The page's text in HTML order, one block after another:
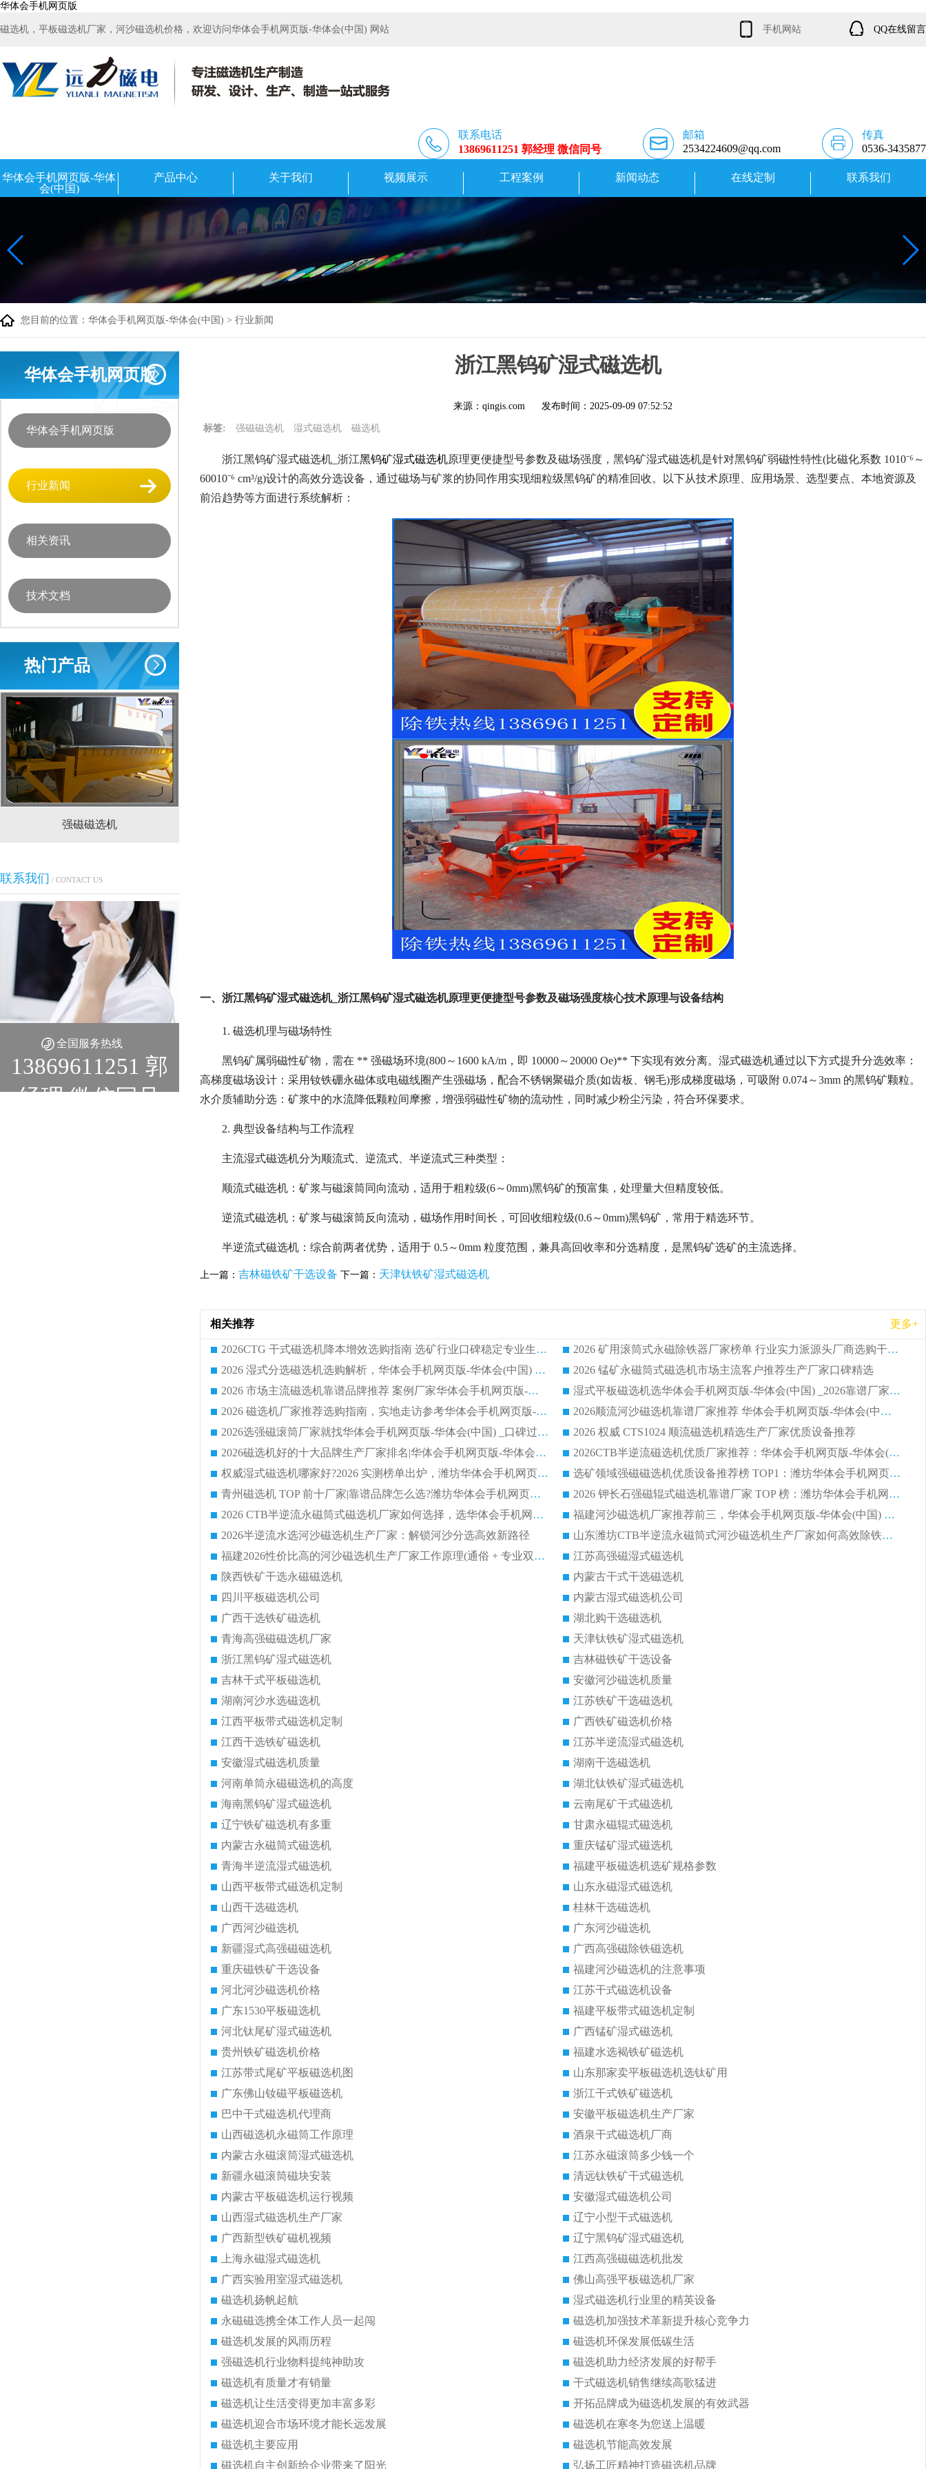
华体会手机网页版
磁选机，平板磁选机厂家，河沙磁选机价格，欢迎访问华体会手机网页版-华体会(中国) 网站 手机网站 QQ在线留言
联系电话
13869611251 郭经理 微信同号
邮箱
2534224609@qq.com
传真
0536-3435877
华体会手机网页版-华体
会(中国)
产品中心 关于我们 视频展示 工程案例 新闻动态 在线定制 联系我们
您目前的位置： 华体会手机网页版-华体会(中国) > 行业新闻
华体会手机网页版
华体会手机网页版
行业新闻
相关资讯
技术文档
热门产品
强磁磁选机 稀土永磁辊式强磁选机 RCT系列全磁永磁滚筒
联系我们 / CONTACT US
全国服务热线
13869611251 郭
经理 微信同号
浙江黑钨矿湿式磁选机
来源：qingis.com 发布时间： 2025-09-09 07:52:52
标签: 强磁磁选机 湿式磁选机 磁选机
浙江黑钨矿湿式磁选机_浙江黑钨矿湿式磁选机原理更便捷型号参数及磁场强度，黑钨矿湿式磁选机是针对黑钨矿弱磁性特性(比磁化系数 1010⁻⁶～
60010⁻⁶ cm³/g)设计的高效分选设备，通过磁场与矿浆的协同作用实现细粒级黑钨矿的精准回收。以下从技术原理、应用场景、选型要点、本地资源及
前沿趋势等方面进行系统解析：
一、浙江黑钨矿湿式磁选机_浙江黑钨矿湿式磁选机原理更便捷型号参数及磁场强度核心技术原理与设备结构
1. 磁选机理与磁场特性
黑钨矿属弱磁性矿物，需在 ** 强磁场环境(800～1600 kA/m，即 10000～20000 Oe)** 下实现有效分离。湿式磁选机通过以下方式提升分选效率：
高梯度磁场设计：采用钕铁硼永磁体或电磁线圈产生强磁场，配合不锈钢聚磁介质(如齿板、钢毛)形成梯度磁场，可吸附 0.074～3mm 的黑钨矿颗粒。
水介质辅助分选：矿浆中的水流降低颗粒间摩擦，增强弱磁性矿物的流动性，同时减少粉尘污染，符合环保要求。
2. 典型设备结构与工作流程
主流湿式磁选机分为顺流式、逆流式、半逆流式三种类型：
顺流式磁选机：矿浆与磁滚筒同向流动，适用于粗粒级(6～0mm)黑钨矿的预富集，处理量大但精度较低。
逆流式磁选机：矿浆与磁滚筒反向流动，磁场作用时间长，可回收细粒级(0.6～0mm)黑钨矿，常用于精选环节。
半逆流式磁选机：综合前两者优势，适用于 0.5～0mm 粒度范围，兼具高回收率和分选精度，是黑钨矿选矿的主流选择。
上一篇： 吉林磁铁矿干选设备 下一篇： 天津钛铁矿湿式磁选机
相关推荐 更多+
2026CTG 干式磁选机降本增效选购指南 选矿行业口碑稳定专业生产强者盘点
2026 矿用滚筒式永磁除铁器厂家榜单 行业实力派源头厂商选购干货指南
2026 湿式分选磁选机选购解析，华体会手机网页版-华体会(中国) 设备综合实力详解
2026 锰矿永磁筒式磁选机市场主流客户推荐生产厂家口碑精选
2026 市场主流磁选机靠谱品牌推荐 案例厂家华体会手机网页版-华体会(中国) 大众倾心之选
湿式平板磁选机选华体会手机网页版-华体会(中国) _2026靠谱厂家收获各地客户良好评价
2026 磁选机厂家推荐选购指南，实地走访参考华体会手机网页版-华体会(中国) 合作口碑表现
2026顺流河沙磁选机靠谱厂家推荐 华体会手机网页版-华体会(中国) 实力口碑精选
2026选强磁滚筒厂家就找华体会手机网页版-华体会(中国) _口碑过硬用料扎实_性价比优势突出
2026 权威 CTS1024 顺流磁选机精选生产厂家优质设备推荐
2026磁选机好的十大品牌生产厂家排名|华体会手机网页版-华体会(中国) 凭实力入磅
2026CTB半逆流磁选机优质厂家推荐：华体会手机网页版-华体会(中国) ，行业标杆生产厂家
权威湿式磁选机哪家好?2026 实测榜单出炉，潍坊华体会手机网页版-华体会(中国) 大厂实力领跑
选矿领域强磁磁选机优质设备推荐榜 TOP1：潍坊华体会手机网页版-华体会(中国) 凭实力出圈
青州磁选机 TOP 前十厂家|靠谱品牌怎么选?潍坊华体会手机网页版-华体会(中国) 实力出圈
2026 钾长石强磁辊式磁选机靠谱厂家 TOP 榜：潍坊华体会手机网页版-华体会(中国) 凭硬核实力领跑行业
2026 CTB半逆流永磁筒式磁选机厂家如何选择，选华体会手机网页版-华体会(中国) 原因，硬核实测不踩坑指南
福建河沙磁选机厂家推荐前三，华体会手机网页版-华体会(中国) 磁选机解锁资源利用新路径
2026半逆流水选河沙磁选机生产厂家：解锁河沙分选高效新路径
山东潍坊CTB半逆流永磁筒式河沙磁选机生产厂家如何高效除铁提纯
福建2026性价比高的河沙磁选机生产厂家工作原理(通俗 + 专业双版，适配产品文案/介绍使用)
江苏高强磁湿式磁选机
陕西铁矿干选永磁磁选机
内蒙古干式干选磁选机
四川平板磁选机公司
内蒙古湿式磁选机公司
广西干选铁矿磁选机
湖北购干选磁选机
青海高强磁磁选机厂家
天津钛铁矿湿式磁选机
浙江黑钨矿湿式磁选机
吉林磁铁矿干选设备
吉林干式平板磁选机
安徽河沙磁选机质量
湖南河沙水选磁选机
江苏铁矿干选磁选机
江西平板带式磁选机定制
广西铁矿磁选机价格
江西干选铁矿磁选机
江苏半逆流湿式磁选机
安徽湿式磁选机质量
湖南干选磁选机
河南单筒永磁磁选机的高度
湖北钛铁矿湿式磁选机
海南黑钨矿湿式磁选机
云南尾矿干式磁选机
辽宁铁矿磁选机有多重
甘肃永磁辊式磁选机
内蒙古永磁筒式磁选机
重庆锰矿湿式磁选机
青海半逆流湿式磁选机
福建平板磁选机选矿规格参数
山西平板带式磁选机定制
山东永磁湿式磁选机
山西干选磁选机
桂林干选磁选机
广西河沙磁选机
广东河沙磁选机
新疆湿式高强磁磁选机
广西高强磁除铁磁选机
重庆磁铁矿干选设备
福建河沙磁选机的注意事项
河北河沙磁选机价格
江苏干式磁选机设备
广东1530平板磁选机
福建平板带式磁选机定制
河北钛尾矿湿式磁选机
广西锰矿湿式磁选机
贵州铁矿磁选机价格
福建水选褐铁矿磁选机
江苏带式尾矿平板磁选机图
山东那家卖平板磁选机选钛矿用
广东佛山钕磁平板磁选机
浙江干式铁矿磁选机
巴中干式磁选机代理商
安徽平板磁选机生产厂家
山西磁选机永磁筒工作原理
酒泉干式磁选机厂商
内蒙古永磁滚筒湿式磁选机
江苏永磁滚筒多少钱一个
新疆永磁滚筒磁块安装
清远钛铁矿干式磁选机
内蒙古平板磁选机运行视频
安徽湿式磁选机公司
山西湿式磁选机生产厂家
辽宁小型干式磁选机
广西新型铁矿磁机视频
辽宁黑钨矿湿式磁选机
上海永磁湿式磁选机
江西高强磁磁选机批发
广西实验用室湿式磁选机
佛山高强平板磁选机厂家
磁选机扬帆起航
湿式磁选机行业里的精英设备
永磁磁选携全体工作人员一起闯
磁选机加强技术革新提升核心竞争力
磁选机发展的风雨历程
磁选机环保发展低碳生活
强磁选机行业物料提纯神助攻
磁选机助力经济发展的好帮手
磁选机有质量才有销量
干式磁选机销售继续高歌猛进
磁选机让生活变得更加丰富多彩
开拓品牌成为磁选机发展的有效武器
磁选机迎合市场环境才能长远发展
磁选机在寒冬为您送上温暖
磁选机主要应用
磁选机节能高效发展
磁选机自主创新给企业带来了阳光
弘扬工匠精神打造磁选机品牌